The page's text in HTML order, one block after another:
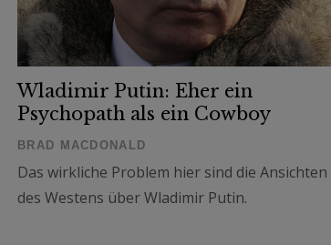
Wladimir Putin: Eher ein
Psychopath als ein Cowboy
BRAD MACDONALD
Das wirkliche Problem hier sind die Ansichten
des Westens über Wladimir Putin.